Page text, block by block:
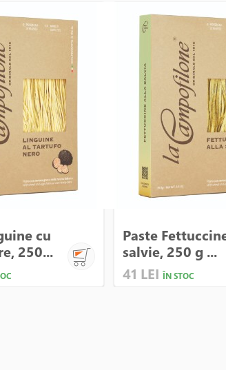
cu
250...
Paste
salvie, 250 g ...
41 LEI ÎN STOC